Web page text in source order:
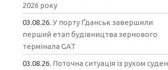
2026 року
03.08.26.У порту Ґданськ завершили
перший етап будівництва зернового
термінала GAT
03.08.26. Поточна ситуація із рухом суден